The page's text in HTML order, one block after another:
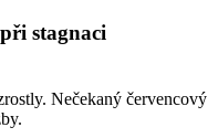
stagnaci
Nečekaný červencový